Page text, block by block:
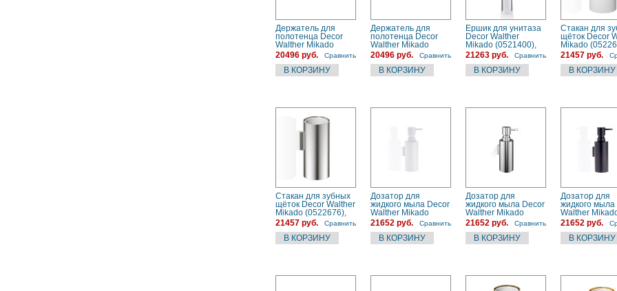
Держатель для
полотенца Decor
Walther Mikado
(0520820), золото
20496 руб. Сравнить
Держатель для
полотенца Decor
Walther Mikado
(0520816), розовый
20496 руб. Сравнить
Ершик для унитаза
Decor Walther
Mikado (0521400),
хром
21263 руб. Сравнить
Стакан для
щёток Decor
Mikado
белый
21457 руб.
Стакан для зубных
щёток Decor Walther
Mikado (0522676),
сталь
21457 руб. Сравнить
Дозатор для
жидкого мыла Decor
Walther Mikado
(0521150), белый
21652 руб. Сравнить
Дозатор для
жидкого мыла Decor
Walther Mikado
(0521176), сталь
21652 руб. Сравнить
Дозатор для
жидкого мыла
Walther
(0521160),
матовый
21652 руб.